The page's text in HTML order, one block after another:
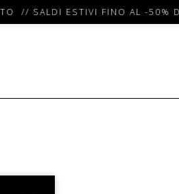
// SALDI ESTIVI FINO AL -50%